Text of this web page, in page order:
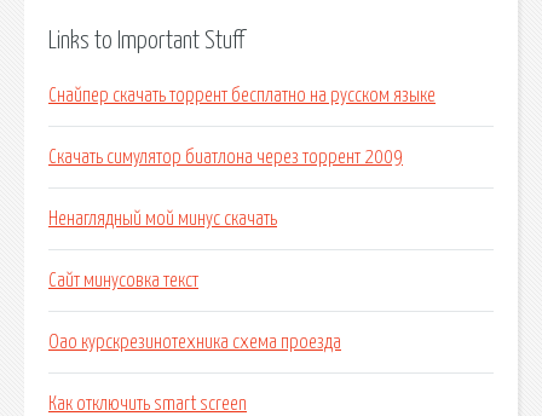
Links to Important Stuff
Снайпер скачать торрент бесплатно на русском языке
Скачать симулятор биатлона через торрент 2009
Ненаглядный мой минус скачать
Сайт минусовка текст
Оао курскрезинотехника схема проезда
Как отключить smart screen